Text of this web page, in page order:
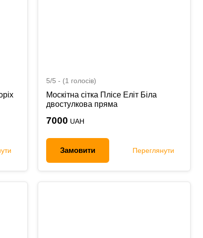
5/5 - (1 голосів)
Москітна сітка Плісе Еліт Біла
двостулкова пряма
7000 UAH
Замовити Переглянути